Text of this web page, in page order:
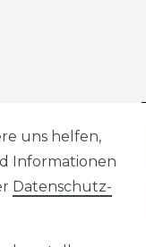
uns helfen,
Informationen
Daten­schutz­